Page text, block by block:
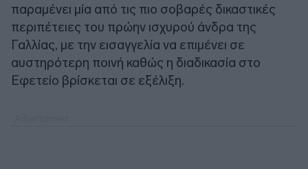
παραμένει μία από τις πιο σοβαρές δικαστικές
περιπέτειες του πρώην ισχυρού άνδρα της
Γαλλίας, με την εισαγγελία να επιμένει σε
αυστηρότερη ποινή καθώς η διαδικασία στο
Εφετείο βρίσκεται σε εξέλιξη.